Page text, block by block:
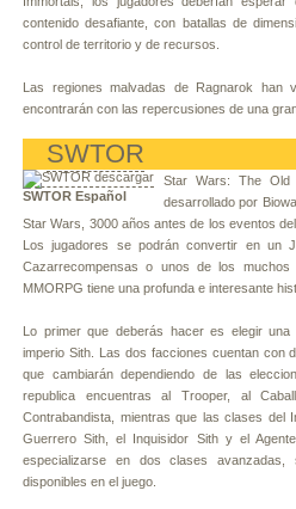
contenido desafiante, con batallas de
control de territorio y de recursos.
Las regiones malvadas de Ragnarok han
encontrarán con las repercusiones de una
SWTOR
SWTOR Español
Star Wars: The Old
desarrollado por
Star Wars, 3000 años antes de los eventos
Los jugadores se podrán convertir en un
Cazarrecompensas o unos de los
MMORPG tiene una profunda e interesante
Lo primer que deberás hacer es elegir
imperio Sith. Las dos facciones cuentan con
que cambiarán dependiendo de las
republica encuentras al Trooper, al
Contrabandista, mientras que las clases del
Guerrero Sith, el Inquisidor Sith y el
especializarse en dos clases
disponibles en el juego.